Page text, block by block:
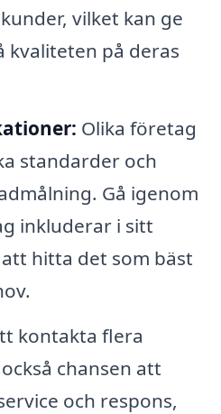
vilket kan ge
kvaliteten på deras
Olika företag
standarder och
Gå igenom
inkluderar i sitt
hitta det som bäst
kontakta flera
chansen att
och respons,